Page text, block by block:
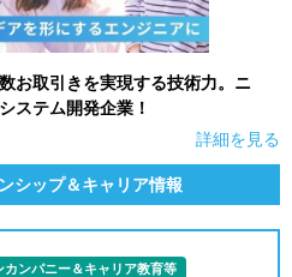
お取引きを実現する技術力。ニ
ステム開発企業！
詳細を見る
シップ＆キャリア情報
カンパニー＆キャリア教育等